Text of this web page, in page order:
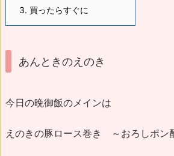
3. 買ったらすぐに
あんときのえのき
今日の晩御飯のメインは
えのきの豚ロース巻き ～おろしポン